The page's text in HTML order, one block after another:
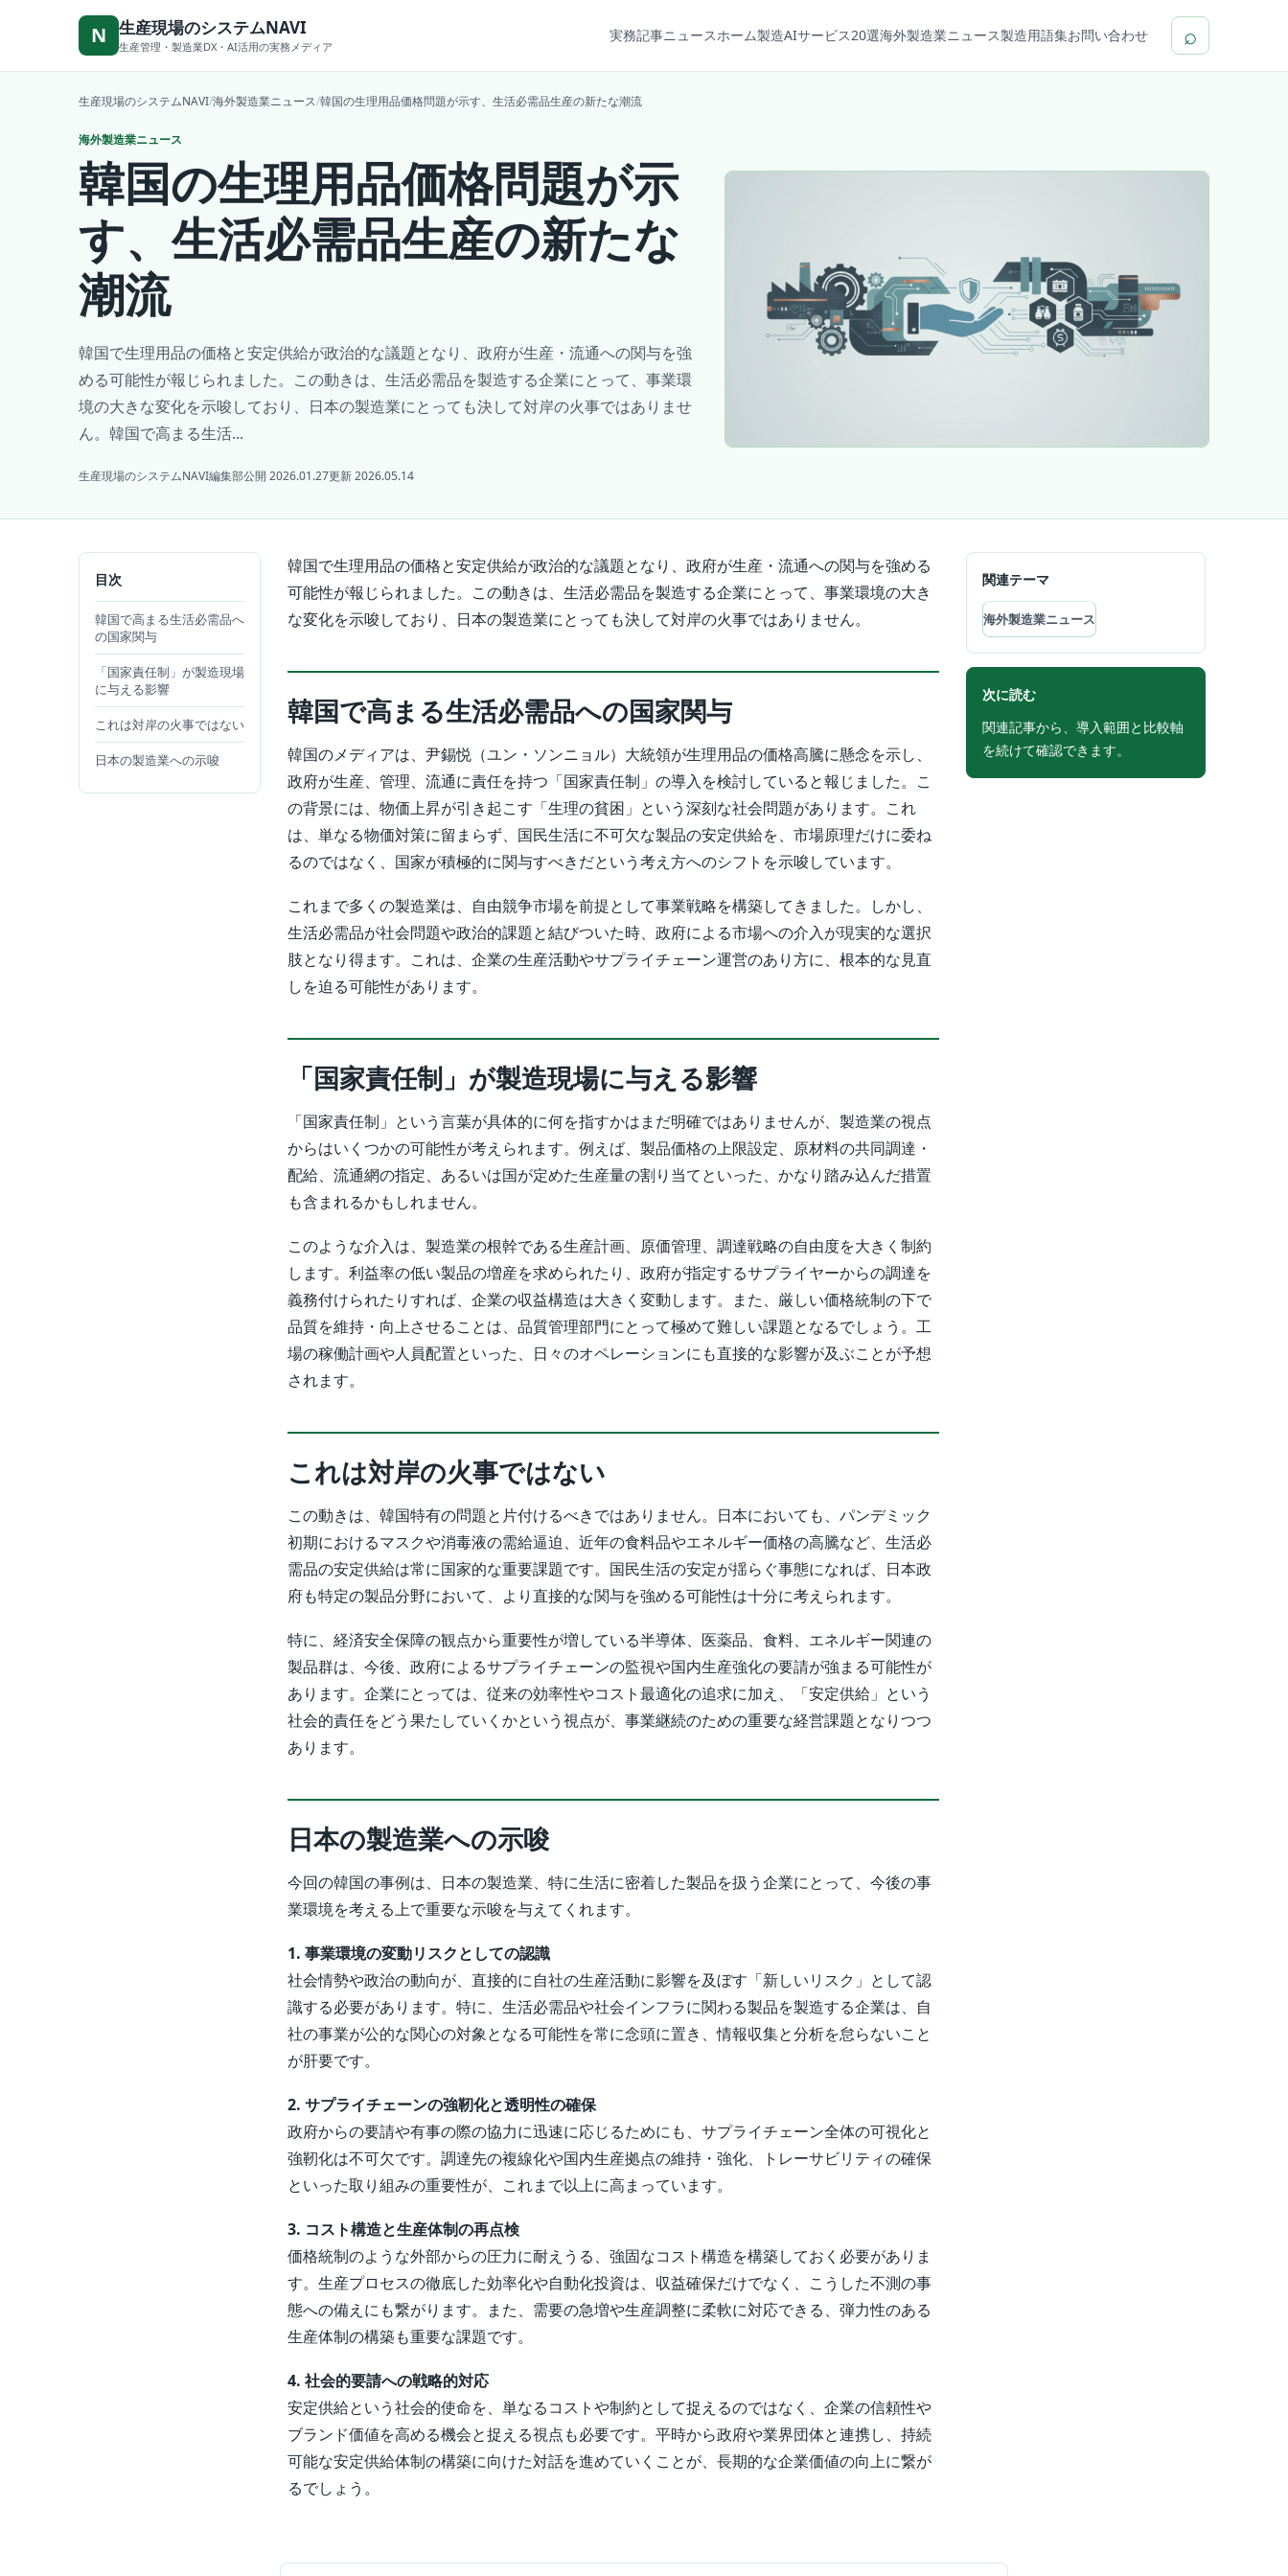
N 生産現場のシステムNAVI
生産管理・製造業DX・AI活用の実務メディア
実務記事ニュースホーム製造AIサービス20選海外製造業ニュース製造用語集お問い合わせ ⌕
生産現場のシステムNAVI/海外製造業ニュース/韓国の生理用品価格問題が示す、生活必需品生産の新たな潮流
海外製造業ニュース
韓国の生理用品価格問題が示
す、生活必需品生産の新たな
潮流
韓国で生理用品の価格と安定供給が政治的な議題となり、政府が生産・流通への関与を強
める可能性が報じられました。この動きは、生活必需品を製造する企業にとって、事業環
境の大きな変化を示唆しており、日本の製造業にとっても決して対岸の火事ではありませ
ん。韓国で高まる生活...
生産現場のシステムNAVI編集部公開 2026.01.27更新 2026.05.14
目次
韓国で高まる生活必需品へ
の国家関与
「国家責任制」が製造現場
に与える影響
これは対岸の火事ではない
日本の製造業への示唆
韓国で生理用品の価格と安定供給が政治的な議題となり、政府が生産・流通への関与を強める
可能性が報じられました。この動きは、生活必需品を製造する企業にとって、事業環境の大き
な変化を示唆しており、日本の製造業にとっても決して対岸の火事ではありません。
韓国で高まる生活必需品への国家関与
韓国のメディアは、尹錫悦（ユン・ソンニョル）大統領が生理用品の価格高騰に懸念を示し、
政府が生産、管理、流通に責任を持つ「国家責任制」の導入を検討していると報じました。こ
の背景には、物価上昇が引き起こす「生理の貧困」という深刻な社会問題があります。これ
は、単なる物価対策に留まらず、国民生活に不可欠な製品の安定供給を、市場原理だけに委ね
るのではなく、国家が積極的に関与すべきだという考え方へのシフトを示唆しています。
これまで多くの製造業は、自由競争市場を前提として事業戦略を構築してきました。しかし、
生活必需品が社会問題や政治的課題と結びついた時、政府による市場への介入が現実的な選択
肢となり得ます。これは、企業の生産活動やサプライチェーン運営のあり方に、根本的な見直
しを迫る可能性があります。
「国家責任制」が製造現場に与える影響
「国家責任制」という言葉が具体的に何を指すかはまだ明確ではありませんが、製造業の視点
からはいくつかの可能性が考えられます。例えば、製品価格の上限設定、原材料の共同調達・
配給、流通網の指定、あるいは国が定めた生産量の割り当てといった、かなり踏み込んだ措置
も含まれるかもしれません。
このような介入は、製造業の根幹である生産計画、原価管理、調達戦略の自由度を大きく制約
します。利益率の低い製品の増産を求められたり、政府が指定するサプライヤーからの調達を
義務付けられたりすれば、企業の収益構造は大きく変動します。また、厳しい価格統制の下で
品質を維持・向上させることは、品質管理部門にとって極めて難しい課題となるでしょう。工
場の稼働計画や人員配置といった、日々のオペレーションにも直接的な影響が及ぶことが予想
されます。
これは対岸の火事ではない
この動きは、韓国特有の問題と片付けるべきではありません。日本においても、パンデミック
初期におけるマスクや消毒液の需給逼迫、近年の食料品やエネルギー価格の高騰など、生活必
需品の安定供給は常に国家的な重要課題です。国民生活の安定が揺らぐ事態になれば、日本政
府も特定の製品分野において、より直接的な関与を強める可能性は十分に考えられます。
特に、経済安全保障の観点から重要性が増している半導体、医薬品、食料、エネルギー関連の
製品群は、今後、政府によるサプライチェーンの監視や国内生産強化の要請が強まる可能性が
あります。企業にとっては、従来の効率性やコスト最適化の追求に加え、「安定供給」という
社会的責任をどう果たしていくかという視点が、事業継続のための重要な経営課題となりつつ
あります。
日本の製造業への示唆
今回の韓国の事例は、日本の製造業、特に生活に密着した製品を扱う企業にとって、今後の事
業環境を考える上で重要な示唆を与えてくれます。
1. 事業環境の変動リスクとしての認識
社会情勢や政治の動向が、直接的に自社の生産活動に影響を及ぼす「新しいリスク」として認
識する必要があります。特に、生活必需品や社会インフラに関わる製品を製造する企業は、自
社の事業が公的な関心の対象となる可能性を常に念頭に置き、情報収集と分析を怠らないこと
が肝要です。
2. サプライチェーンの強靭化と透明性の確保
政府からの要請や有事の際の協力に迅速に応じるためにも、サプライチェーン全体の可視化と
強靭化は不可欠です。調達先の複線化や国内生産拠点の維持・強化、トレーサビリティの確保
といった取り組みの重要性が、これまで以上に高まっています。
3. コスト構造と生産体制の再点検
価格統制のような外部からの圧力に耐えうる、強固なコスト構造を構築しておく必要がありま
す。生産プロセスの徹底した効率化や自動化投資は、収益確保だけでなく、こうした不測の事
態への備えにも繋がります。また、需要の急増や生産調整に柔軟に対応できる、弾力性のある
生産体制の構築も重要な課題です。
4. 社会的要請への戦略的対応
安定供給という社会的使命を、単なるコストや制約として捉えるのではなく、企業の信頼性や
ブランド価値を高める機会と捉える視点も必要です。平時から政府や業界団体と連携し、持続
可能な安定供給体制の構築に向けた対話を進めていくことが、長期的な企業価値の向上に繋が
るでしょう。
関連テーマ
海外製造業ニュース
次に読む
関連記事から、導入範囲と比較軸
を続けて確認できます。